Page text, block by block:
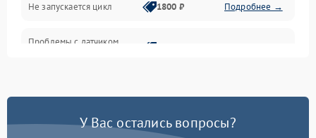
Не запускается цикл 1800 ₽ Подробнее →
Проблемы с датчиком
Проблемы с блоком
1800 ₽ Подробнее →
У Вас остались вопросы?